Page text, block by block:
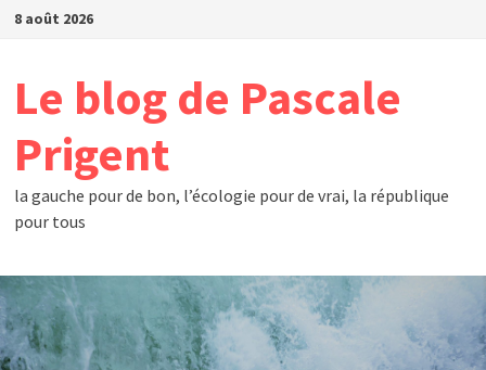
Passer
8 août 2026
Le blog de Pascale
Prigent
la gauche pour de bon, l’écologie pour de vrai, la république
pour tous